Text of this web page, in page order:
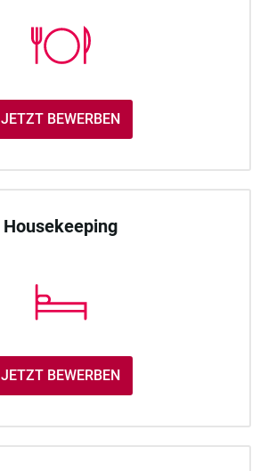
JETZT BEWERBEN
Housekeeping
JETZT BEWERBEN